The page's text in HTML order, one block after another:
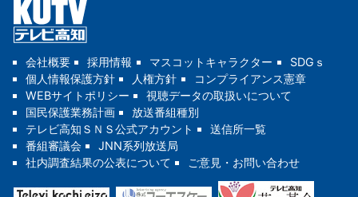
会社概要 採用情報 マスコットキャラクター
SDGｓ
個人情報保護方針
人権方針
コンプライアンス憲章
WEBサイトポリシー
視聴データの取扱いについて
国民保護業務計画
放送番組種別
テレビ高知ＳＮＳ公式アカウント
送信所一覧
番組審議会
JNN系列放送局
社内調査結果の公表について
ご意見・お問い合わせ